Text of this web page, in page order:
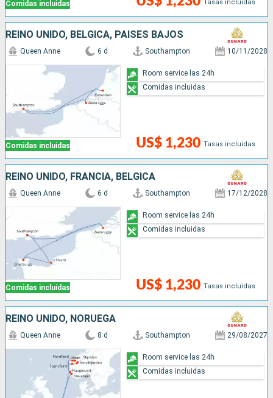
Comidas incluidas Tasas incluidas
REINO UNIDO, BÉLGICA, PAISES BAJOS
Comidas incluidas
Queen Anne 6 d Southampton 10/11/2028
US$ 1,230 Tasas incluidas
Room service las 24h
Comidas incluidas
REINO UNIDO, FRANCIA, BÉLGICA
Comidas incluidas
Queen Anne 6 d Southampton 17/12/2028
US$ 1,230 Tasas incluidas
Room service las 24h
Comidas incluidas
REINO UNIDO, NORUEGA
Queen Anne 8 d Southampton 29/08/2027
Room service las 24h
Comidas incluidas